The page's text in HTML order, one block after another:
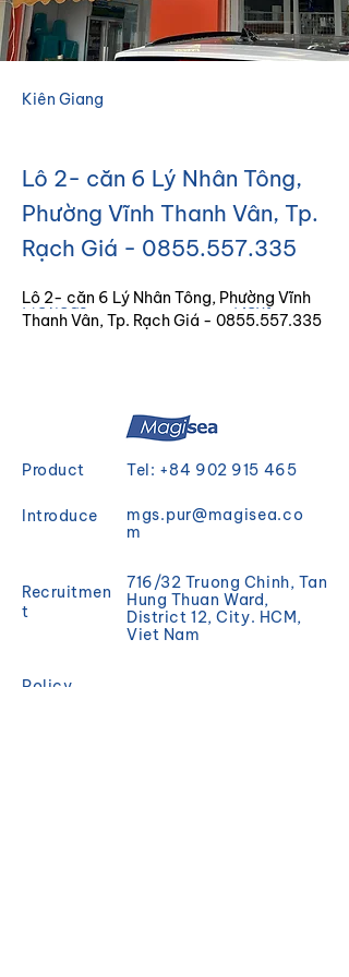
Kiên Giang
Lô 2- căn 6 Lý Nhân Tông,
Phường Vĩnh Thanh Vân, Tp.
Rạch Giá - 0855.557.335
Previous Next
Lô 2- căn 6 Lý Nhân Tông, Phường Vĩnh
Thanh Vân, Tp. Rạch Giá - 0855.557.335
Product Tel: +84 902 915 465
Introduce
mgs.pur@magisea.co
m
Recruitmen
t
716/32 Truong Chinh, Tan
Hung Thuan Ward,
District 12, City. HCM,
Viet Nam
Policy